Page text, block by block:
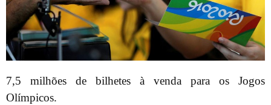
7,5 milhões de bilhetes à venda para os Jogos
Olímpicos.